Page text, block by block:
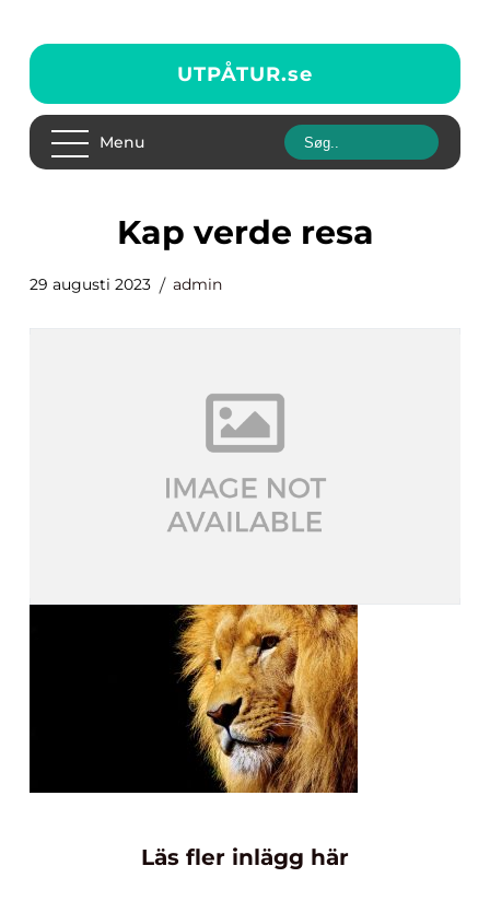
UTPÅTUR.se
Menu
kap verde resa
29 augusti 2023 admin
Läs fler inlägg här